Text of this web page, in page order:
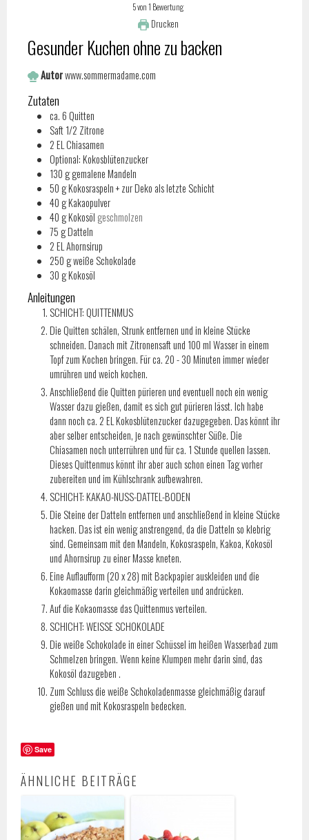
5von1 Bewertung
Drucken
Gesunder Kuchen ohne zu backen
Autorwww.sommermadame.com
Zutaten
ca. 6 Quitten
Saft 1/2 Zitrone
2 EL Chiasamen
Optional: Kokosblütenzucker
130 ggemalene Mandeln
50 gKokosraspeln + zur Deko als letzte Schicht
40 gKakaopulver
40 gKokosöl geschmolzen
75 gDatteln
2 EL Ahornsirup
250 gweiße Schokolade
30 gKokosöl
Anleitungen
SCHICHT: QUITTENMUS
Die Quitten schälen, Strunk entfernen und in kleine Stücke
schneiden. Danach mit Zitronensaft und 100 ml Wasser in einem
Topf zum Kochen bringen. Für ca. 20 - 30 Minuten immer wieder
umrühren und weich kochen.
Anschließend die Quitten pürieren und eventuell noch ein wenig
Wasser dazu gießen, damit es sich gut pürieren lässt. Ich habe
dann noch ca. 2 EL Kokosblütenzucker dazugegeben. Das könnt ihr
aber selber entscheiden, je nach gewünschter Süße. Die
Chiasamen noch unterrühren und für ca. 1 Stunde quellen lassen.
Dieses Quittenmus könnt ihr aber auch schon einen Tag vorher
zubereiten und im Kühlschrank aufbewahren.
SCHICHT: KAKAO-NUSS-DATTEL-BODEN
Die Steine der Datteln entfernen und anschließend in kleine Stücke
hacken. Das ist ein wenig anstrengend, da die Datteln so klebrig
sind. Gemeinsam mit den Mandeln, Kokosraspeln, Kakoa, Kokosöl
und Ahornsirup zu einer Masse kneten.
Eine Auflaufform (20 x 28) mit Backpapier auskleiden und die
Kokaomasse darin gleichmäßig verteilen und andrücken.
Auf die Kokaomasse das Quittenmus verteilen.
SCHICHT: WEISSE SCHOKOLADE
Die weiße Schokolade in einer Schüssel im heißen Wasserbad zum
Schmelzen bringen. Wenn keine Klumpen mehr darin sind, das
Kokosöl dazugeben .
Zum Schluss die weiße Schokoladenmasse gleichmäßig darauf
gießen und mit Kokosraspeln bedecken.
Save
ÄHNLICHE BEITRÄGE